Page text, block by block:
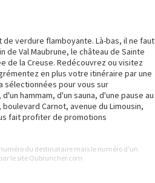
verdure flamboyante. Là-bas, il ne faut
Val Maubrune, le château de Sainte
de la Creuse. Redécouvrez ou visitez
en plus votre itinéraire par une
sélectionnées pour vous sur
hammam, d'un sauna, d'une pause au
Carnot, avenue du Limousin,
fait profiter de promotions
du destinataire mais le numéro d'un
le site Oubruncher.com